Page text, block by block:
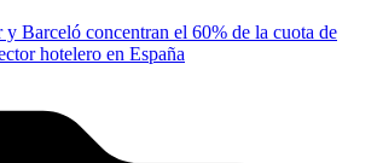
Barceló concentran el 60% de la cuota de
hotelero en España